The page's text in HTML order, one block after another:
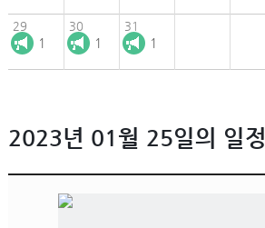
29
1
30
1
31
1
2023년 01월 25일의 일정